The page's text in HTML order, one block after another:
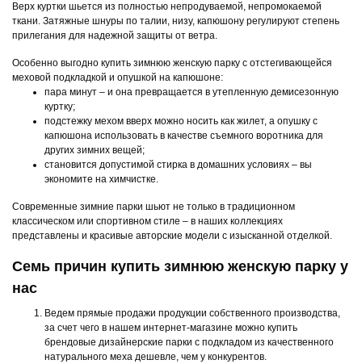
Верх куртки шьется из полностью непродуваемой, непромокаемой
ткани. Затяжные шнуры по талии, низу, капюшону регулируют степень
прилегания для надежной защиты от ветра.
Особенно выгодно купить зимнюю женскую парку с отстегивающейся
меховой подкладкой и опушкой на капюшоне:
пара минут – и она превращается в утепленную демисезонную
куртку;
подстежку мехом вверх можно носить как жилет, а опушку с
капюшона использовать в качестве съемного воротника для
других зимних вещей;
становится допустимой стирка в домашних условиях – вы
экономите на химчистке.
Современные зимние парки шьют не только в традиционном
классическом или спортивном стиле – в наших коллекциях
представлены и красивые авторские модели с изысканной отделкой.
Семь причин купить зимнюю женскую парку у
нас
Ведем прямые продажи продукции собственного производства,
за счет чего в нашем интернет-магазине можно купить
брендовые дизайнерские парки с подкладом из качественного
натурального меха дешевле, чем у конкурентов.